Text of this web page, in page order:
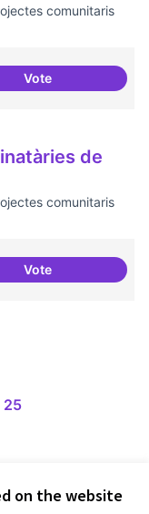
on the website
comunitaris
VoteProjecte
de
comunitaris
VoteTreball en xarxa
25